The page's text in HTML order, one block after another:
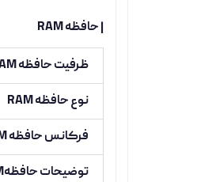
| حافظه RAM
ظرفیت حافظه RAM
نوع حافظه RAM
فرکانس حافظه RAM
توضیحات حافظهRAM